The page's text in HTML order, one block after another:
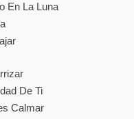
En La Luna
De Ti
Calmar